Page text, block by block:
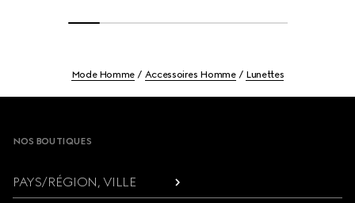
Mode Homme Accessoires Homme Lunettes
NOS BOUTIQUES
PAYS/RÉGION, VILLE